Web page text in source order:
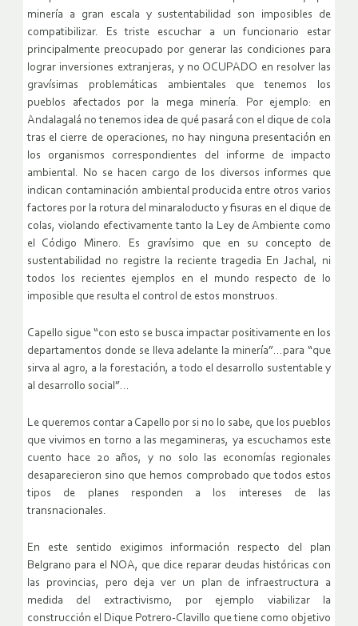
minería a gran escala y sustentabilidad son imposibles de
compatibilizar. Es triste escuchar a un funcionario estar
principalmente preocupado por generar las condiciones para
lograr inversiones extranjeras, y no OCUPADO en resolver las
gravísimas problemáticas ambientales que tenemos los
pueblos afectados por la mega minería. Por ejemplo: en
Andalagalá no tenemos idea de qué pasará con el dique de cola
tras el cierre de operaciones, no hay ninguna presentación en
los organismos correspondientes del informe de impacto
ambiental. No se hacen cargo de los diversos informes que
indican contaminación ambiental producida entre otros varios
factores por la rotura del minaraloducto y fisuras en el dique de
colas, violando efectivamente tanto la Ley de Ambiente como
el Código Minero. Es gravísimo que en su concepto de
sustentabilidad no registre la reciente tragedia En Jachal, ni
todos los recientes ejemplos en el mundo respecto de lo
imposible que resulta el control de estos monstruos.
Capello sigue “con esto se busca impactar positivamente en los
departamentos donde se lleva adelante la minería”…para “que
sirva al agro, a la forestación, a todo el desarrollo sustentable y
al desarrollo social”…
Le queremos contar a Capello por si no lo sabe, que los pueblos
que vivimos en torno a las megamineras, ya escuchamos este
cuento hace 20 años, y no solo las economías regionales
desaparecieron sino que hemos comprobado que todos estos
tipos de planes responden a los intereses de las
transnacionales.
En este sentido exigimos información respecto del plan
Belgrano para el NOA, que dice reparar deudas históricas con
las provincias, pero deja ver un plan de infraestructura a
medida del extractivismo, por ejemplo viabilizar la
construcción el Dique Potrero-Clavillo que tiene como objetivo